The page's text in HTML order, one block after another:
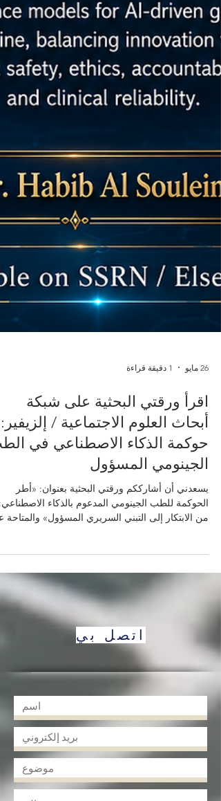
26 مايو 1 دقيقة قراءة
اقرأ ورقتي البحثية على شبكة
أبحاث العلوم الاجتماعية / إلزيفير:
يسعدني أن أشارككم ورقتي البحثية بعنوان: «أطر
الحوكمة للطب الجينومي المدعوم بالذكاء
من الابتكار إلى التبني السريري المسؤول» والمتاحة
شبكة أبحاث العلوم الاجتماعية / إلزيفير. تتناول هذه
الورقة موضوعاً بالغ الأهمية في مستقبل الرعاية
كيف يمكن للمؤسسات الطبية أن تستفيد من الذكاء
الاصطناعي في الطب الجينومي، دون أن تتجاهل
السلامة، والأخلاقيات، والمساءلة، والثقة السريرية؟
فالذكاء الاصطناعي يفتح آفاقاً واسعة في تحليل
الجينية، ودعم التشخيص، وفهم الم
اتصل بي